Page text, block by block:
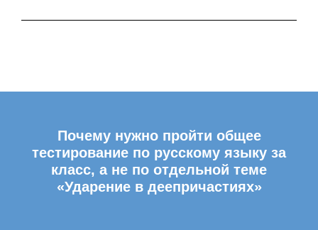
Почему нужно пройти общее
тестирование по русскому языку за
класс, а не по отдельной теме
«Ударение в деепричастиях»